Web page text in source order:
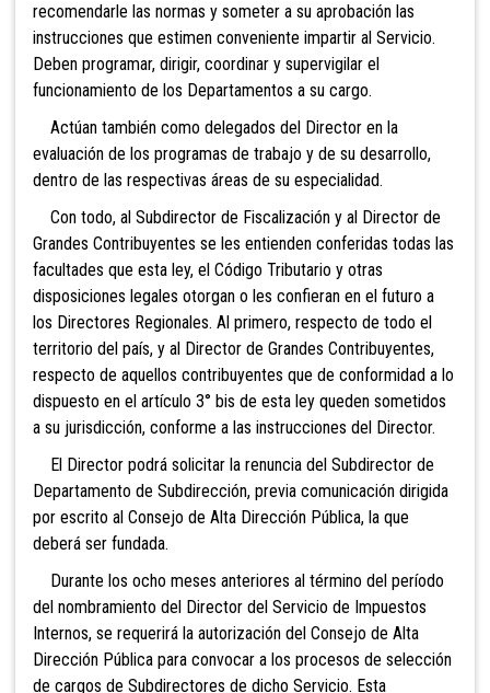
recomendarle las normas y someter a su aprobación las
instrucciones que estimen conveniente impartir al Servicio.
Deben programar, dirigir, coordinar y supervigilar el
funcionamiento de los Departamentos a su cargo.
Actúan también como delegados del Director en la
evaluación de los programas de trabajo y de su desarrollo,
dentro de las respectivas áreas de su especialidad.
Con todo, al Subdirector de Fiscalización y al Director de
Grandes Contribuyentes se les entienden conferidas todas las
facultades que esta ley, el Código Tributario y otras
disposiciones legales otorgan o les confieran en el futuro a
los Directores Regionales. Al primero, respecto de todo el
territorio del país, y al Director de Grandes Contribuyentes,
respecto de aquellos contribuyentes que de conformidad a lo
dispuesto en el artículo 3° bis de esta ley queden sometidos
a su jurisdicción, conforme a las instrucciones del Director.
El Director podrá solicitar la renuncia del Subdirector de
Departamento de Subdirección, previa comunicación dirigida
por escrito al Consejo de Alta Dirección Pública, la que
deberá ser fundada.
Durante los ocho meses anteriores al término del período
del nombramiento del Director del Servicio de Impuestos
Internos, se requerirá la autorización del Consejo de Alta
Dirección Pública para convocar a los procesos de selección
de cargos de Subdirectores de dicho Servicio. Esta